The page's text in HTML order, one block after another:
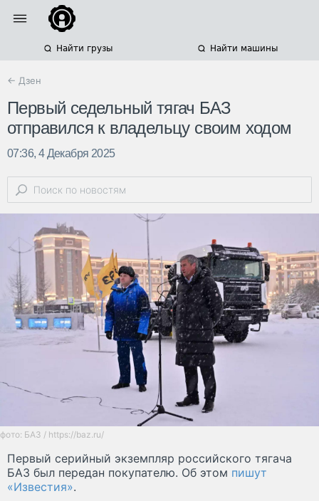
Найти грузы Найти машины
← Дзен
Первый седельный тягач БАЗ
отправился к владельцу своим ходом
07:36, 4 Декабря 2025
фото: БАЗ / https://baz.ru/
Первый серийный экземпляр российского тягача
БАЗ был передан покупателю. Об этом пишут
«Известия».